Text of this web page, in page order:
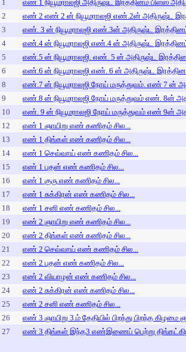
1
எண் 1 நியூமராலஜி அதிருஷ்ட இரத்தினம் பிளஸ்
2
எண் 2 எண் 2 ன் நியூமராலஜி எண்.2ன் அதிருஷ்ட
3
எண். 3 ன் நியூமராலஜி எண்.3ன் அதிருஷ்ட
4
எண்.4 ன் நியூமராலஜி எண்.4 ன் அதிருஷ்ட
5
எண்.5 ன் நியூமராலஜி. எண். 5 ன் அதிருஷ்ட
6
எண்.6 ன் நியூமராலஜி எண். 6 ன் அதிருஷ்ட
8
எண்.7 ன் நியூமராலஜி நோய் மருத்துவம். எண் 7 ன்
9
எண்.8 ன் நியூமராலஜி நோய் மருத்துவம் எண். 8ன்
10
எண். 9 ன் நியூமராலஜி நோய் மருத்துவம் எண் 9ன்
12
எண் 1 ஞாயிறு எண் கணிதம் சில...
13
எண் 1 திங்கள் எண் கணிதம் சில...
14
எண் 1 செவ்வாய் எண் கணிதம் சில...
15
எண் 1 புதன் எண் கணிதம் சில...
16
எண் 1 குரு எண் கணிதம் சில...
17
எண் 1 சுக்கிரன் எண் கணிதம் சில...
18
எண் 1 சனி எண் கணிதம் சில...
19
எண் 2 ஞாயிறு எண் கணிதம் சில...
20
எண் 2 திங்கள் எண் கணிதம் சில...
21
எண் 2 செவ்வாய் எண் கணிதம் சில...
22
எண் 2 புதன் எண் கணிதம் சில...
23
எண் 2 வியாழன் எண் கணிதம் சில...
24
எண் 2 சுக்கிரன் எண் கணிதம் சில...
25
எண் 2 சனி எண் கணிதம் சில...
26
எண் 3 ஞாயிறு 3.ம் தேதியில் பிறந்து பிறந்த
27
எண் 3 திங்கள் இந்த3 எண்இணைப் பெற்று